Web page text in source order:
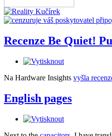
Recenze Be Quiet!
Na Hardware Insights vyšla
English pages